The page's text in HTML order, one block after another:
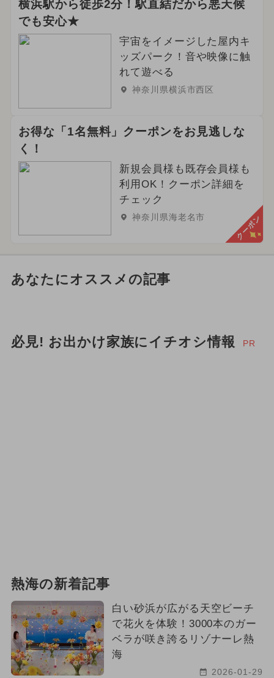
横浜駅から徒歩2分！駅直結だから悪天候
でも安心★
宇宙をイメージした屋内キ
ッズパーク！音や映像に触
れて遊べる
神奈川県横浜市西区
お得な「1名無料」クーポンをお見逃しな
く！
新規会員様も既存会員様も
利用OK！クーポン詳細を
チェック
神奈川県海老名市 クーポン
あなたにオススメの記事
必見! お出かけ家族にイチオシ情報 PR
熱海の新着記事
白い砂浜が広がる天空ビーチ
で花火を体験！3000本のガー
ベラが咲き誇るリゾナーレ熱
海
2026-01-29